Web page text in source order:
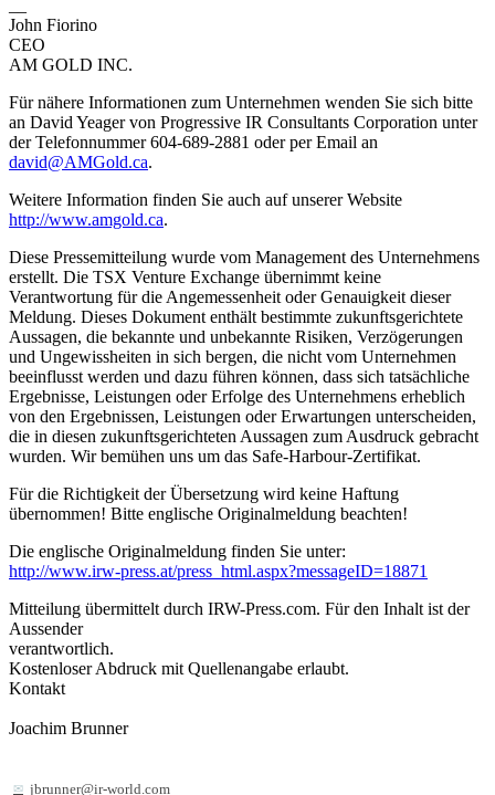
John Fiorino
CEO
AM GOLD INC.
Für nähere Informationen zum Unternehmen wenden Sie sich bitte
an David Yeager von Progressive IR Consultants Corporation unter
der Telefonnummer 604-689-2881 oder per Email an
david@AMGold.ca.
Weitere Information finden Sie auch auf unserer Website
http://www.amgold.ca.
Diese Pressemitteilung wurde vom Management des Unternehmens
erstellt. Die TSX Venture Exchange übernimmt keine
Verantwortung für die Angemessenheit oder Genauigkeit dieser
Meldung. Dieses Dokument enthält bestimmte zukunftsgerichtete
Aussagen, die bekannte und unbekannte Risiken, Verzögerungen
und Ungewissheiten in sich bergen, die nicht vom Unternehmen
beeinflusst werden und dazu führen können, dass sich tatsächliche
Ergebnisse, Leistungen oder Erfolge des Unternehmens erheblich
von den Ergebnissen, Leistungen oder Erwartungen unterscheiden,
die in diesen zukunftsgerichteten Aussagen zum Ausdruck gebracht
wurden. Wir bemühen uns um das Safe-Harbour-Zertifikat.
Für die Richtigkeit der Übersetzung wird keine Haftung
übernommen! Bitte englische Originalmeldung beachten!
Die englische Originalmeldung finden Sie unter:
http://www.irw-press.at/press_html.aspx?messageID=18871
Mitteilung übermittelt durch IRW-Press.com. Für den Inhalt ist der
Aussender
verantwortlich.
Kostenloser Abdruck mit Quellenangabe erlaubt.
Kontakt
Joachim Brunner
jbrunner@ir-world.com